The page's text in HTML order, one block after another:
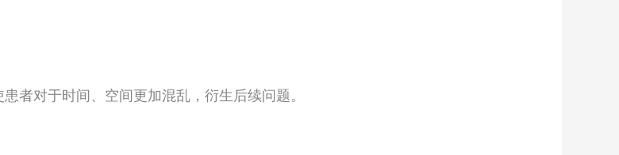
者对于时间、空间更加混乱，衍生后续问题。